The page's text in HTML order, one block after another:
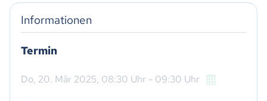
Informationen
Termin
Do, 20. Mär 2025, 08:30 Uhr - 09:30 Uhr